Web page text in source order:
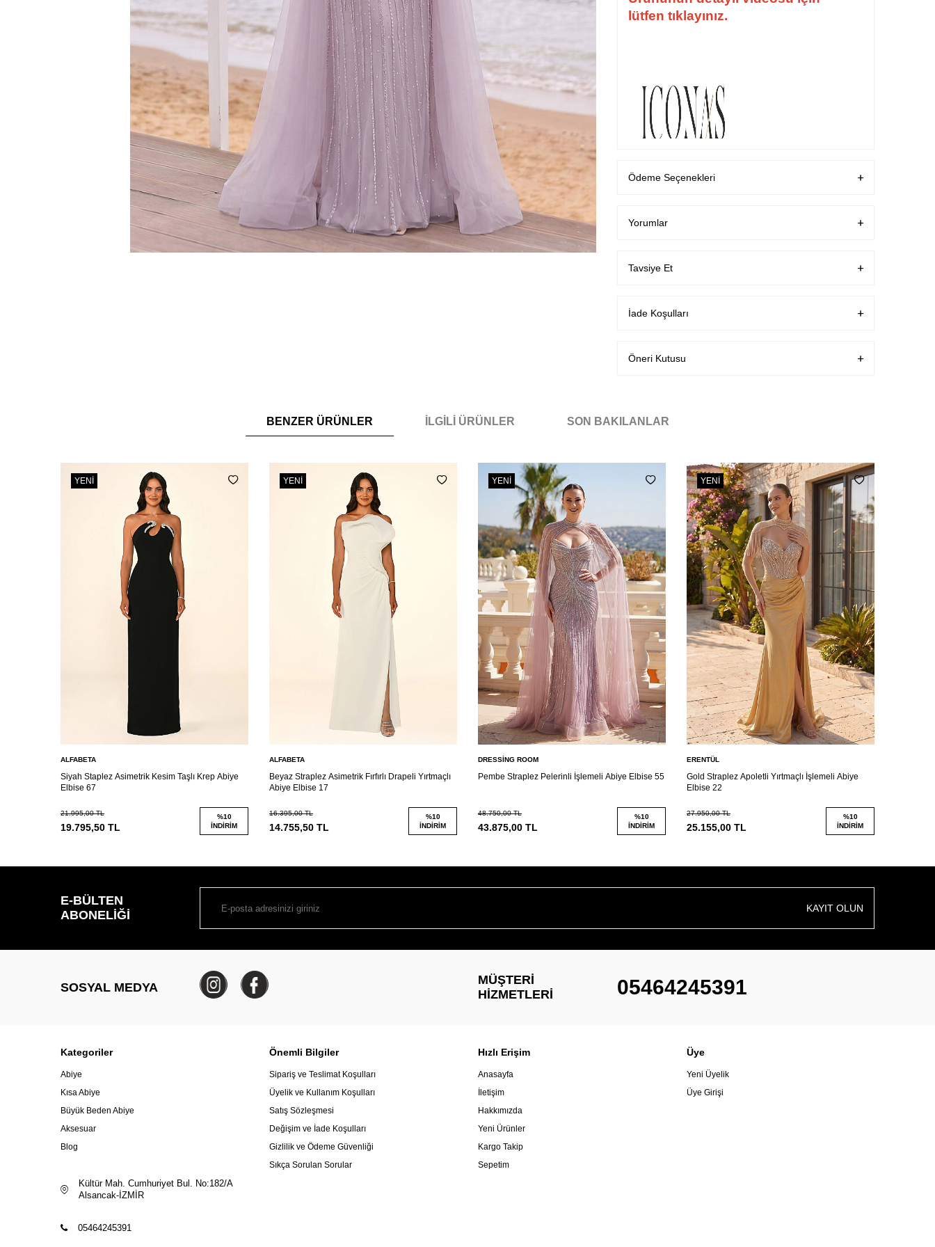
lütfen tıklayınız.
Ödeme Seçenekleri
Yorumlar
Tavsiye Et
İade Koşulları
Öneri Kutusu
BENZER ÜRÜNLER İLGILI ÜRÜNLER SON BAKILANLAR
YENI
ALFABETA
Siyah Staplez Asimetrik Kesim Taşlı Krep Abiye
Elbise 67
21.995,00TL
19.795,50 TL
%10
İNDIRIM
YENI
ALFABETA
Beyaz Straplez Asimetrik Fırfırlı Drapeli Yırtmaçlı
Abiye Elbise 17
16.395,00TL
14.755,50 TL
%10
İNDIRIM
YENI
DRESSİNG ROOM
Pembe Straplez Pelerinli İşlemeli Abiye Elbise 55
48.750,00TL
43.875,00 TL
%10
İNDIRIM
YENI
ERENTÜL
Gold Straplez Apoletli Yırtmaçlı İşlemeli Abiye
Elbise 22
27.950,00TL
25.155,00 TL
%10
İNDIRIM
E-BÜLTEN
ABONELIĞI
KAYIT OLUN
SOSYAL MEDYA
MÜŞTERI
HIZMETLERI
05464245391
Kategoriler
Abiye
Kısa Abiye
Büyük Beden Abiye
Aksesuar
Blog
Önemli Bilgiler
Sipariş ve Teslimat Koşulları
Üyelik ve Kullanım Koşulları
Satış Sözleşmesi
Değişim ve İade Koşulları
Gizlilik ve Ödeme Güvenliği
Sıkça Sorulan Sorular
Hızlı Erişim
Anasayfa
İletişim
Hakkımızda
Yeni Ürünler
Kargo Takip
Sepetim
Üye
Yeni Üyelik
Üye Girişi
Kültür Mah. Cumhuriyet Bul. No:182/A
Alsancak-İZMİR
05464245391